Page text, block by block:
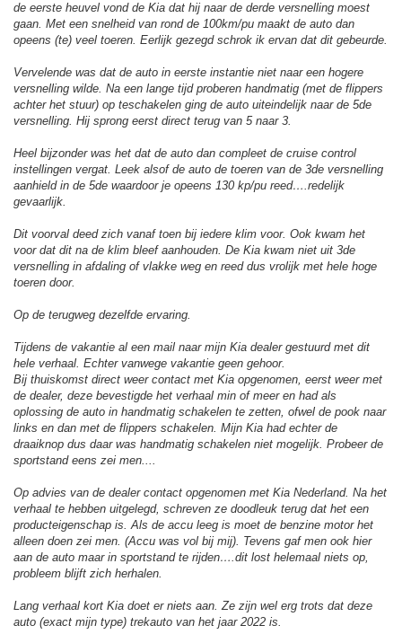
de eerste heuvel vond de Kia dat hij naar de derde versnelling moest
gaan. Met een snelheid van rond de 100km/pu maakt de auto dan
opeens (te) veel toeren. Eerlijk gezegd schrok ik ervan dat dit gebeurde.
Vervelende was dat de auto in eerste instantie niet naar een hogere
versnelling wilde. Na een lange tijd proberen handmatig (met de flippers
achter het stuur) op teschakelen ging de auto uiteindelijk naar de 5de
versnelling. Hij sprong eerst direct terug van 5 naar 3.
Heel bijzonder was het dat de auto dan compleet de cruise control
instellingen vergat. Leek alsof de auto de toeren van de 3de versnelling
aanhield in de 5de waardoor je opeens 130 kp/pu reed….redelijk
gevaarlijk.
Dit voorval deed zich vanaf toen bij iedere klim voor. Ook kwam het
voor dat dit na de klim bleef aanhouden. De Kia kwam niet uit 3de
versnelling in afdaling of vlakke weg en reed dus vrolijk met hele hoge
toeren door.
Op de terugweg dezelfde ervaring.
Tijdens de vakantie al een mail naar mijn Kia dealer gestuurd met dit
hele verhaal. Echter vanwege vakantie geen gehoor.
Bij thuiskomst direct weer contact met Kia opgenomen, eerst weer met
de dealer, deze bevestigde het verhaal min of meer en had als
oplossing de auto in handmatig schakelen te zetten, ofwel de pook naar
links en dan met de flippers schakelen. Mijn Kia had echter de
draaiknop dus daar was handmatig schakelen niet mogelijk. Probeer de
sportstand eens zei men....
Op advies van de dealer contact opgenomen met Kia Nederland. Na het
verhaal te hebben uitgelegd, schreven ze doodleuk terug dat het een
producteigenschap is. Als de accu leeg is moet de benzine motor het
alleen doen zei men. (Accu was vol bij mij). Tevens gaf men ook hier
aan de auto maar in sportstand te rijden….dit lost helemaal niets op,
probleem blijft zich herhalen.
Lang verhaal kort Kia doet er niets aan. Ze zijn wel erg trots dat deze
auto (exact mijn type) trekauto van het jaar 2022 is.